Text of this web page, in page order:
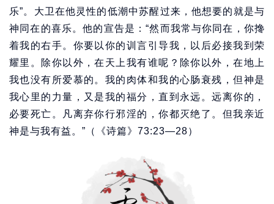
乐”。大卫在他灵性的低潮中苏醒过来，他想要的就是与
神同在的喜乐。他的宣告是：“然而我常与你同在，你搀
着我的右手。你要以你的训言引导我，以后必接我到荣
耀里。除你以外，在天上我有谁呢？除你以外，在地上
我也没有所爱慕的。我的肉体和我的心肠衰残，但神是
我心里的力量，又是我的福分，直到永远。远离你的，
必要死亡。凡离弃你行邪淫的，你都灭绝了。但我亲近
神是与我有益。”（《诗篇》73:23—28）